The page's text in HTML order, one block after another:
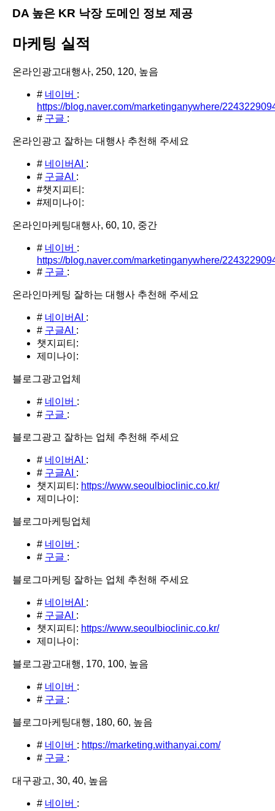
DA 높은 KR 낙장 도메인 정보 제공
마케팅 실적
온라인광고대행사, 250, 120, 높음
# 네이버 :
https://blog.naver.com/marketinganywhere/
# 구글 :
온라인광고 잘하는 대행사 추천해 주세요
# 네이버AI :
# 구글AI :
#챗지피티:
#제미나이:
온라인마케팅대행사, 60, 10, 중간
# 네이버 :
https://blog.naver.com/marketinganywhere/
# 구글 :
온라인마케팅 잘하는 대행사 추천해 주세요
# 네이버AI :
# 구글AI :
챗지피티:
제미나이:
블로그광고업체
# 네이버 :
# 구글 :
블로그광고 잘하는 업체 추천해 주세요
# 네이버AI :
# 구글AI :
챗지피티: https://www.seoulbioclinic.co.kr/
제미나이:
블로그마케팅업체
# 네이버 :
# 구글 :
블로그마케팅 잘하는 업체 추천해 주세요
# 네이버AI :
# 구글AI :
챗지피티: https://www.seoulbioclinic.co.kr/
제미나이:
블로그광고대행, 170, 100, 높음
# 네이버 :
# 구글 :
블로그마케팅대행, 180, 60, 높음
# 네이버 : https://marketing.withanyai.com/
# 구글 :
대구광고, 30, 40, 높음
# 네이버 :